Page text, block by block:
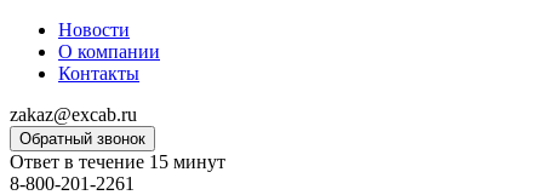
Новости
О компании
Контакты
zakaz@excab.ru
Обратный звонок
Ответ в течение 15 минут
8-800-201-2261